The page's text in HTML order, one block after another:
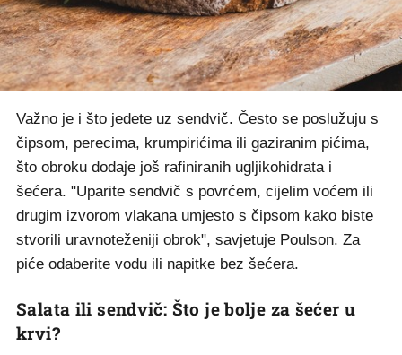
Važno je i što jedete uz sendvič. Često se poslužuju s
čipsom, perecima, krumpirićima ili gaziranim pićima,
što obroku dodaje još rafiniranih ugljikohidrata i
šećera. "Uparite sendvič s povrćem, cijelim voćem ili
drugim izvorom vlakana umjesto s čipsom kako biste
stvorili uravnoteženiji obrok", savjetuje Poulson. Za
piće odaberite vodu ili napitke bez šećera.
Salata ili sendvič: Što je bolje za šećer u
krvi?